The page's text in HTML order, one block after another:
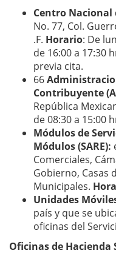
Centro Nacional
No. 77, Col.
.F. Horario: De
de 16:00 a 17:30
previa cita.
66
Contribuyente
República
de 08:30 a 15:00
Módulos de
Módulos (SARE):
Comerciales,
Gobierno, Casas
Municipales.
Unidades
país y que se
oficinas del
Oficinas de Hacienda